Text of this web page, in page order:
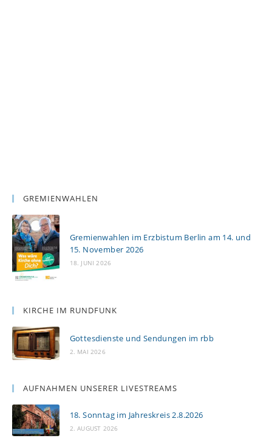
GREMIENWAHLEN
Gremienwahlen im Erzbistum Berlin am 14. und
15. November 2026
18. JUNI 2026
KIRCHE IM RUNDFUNK
Gottesdienste und Sendungen im rbb
2. MAI 2026
AUFNAHMEN UNSERER LIVESTREAMS
18. Sonntag im Jahreskreis 2.8.2026
2. AUGUST 2026